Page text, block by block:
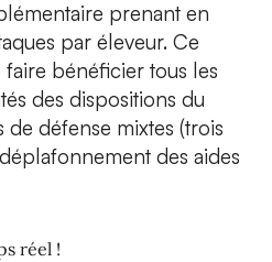
prenant en
par éleveur. Ce
bénéficier tous les
des dispositions du
défense mixtes (trois
des aides
réel !